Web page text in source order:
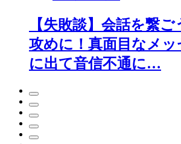
【失敗談】会話を繋
攻めに！真面目なメッ
に出て音信不通に…